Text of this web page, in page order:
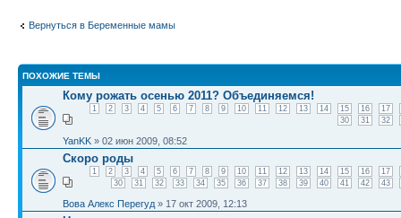
Вернуться в Беременные мамы
ПОХОЖИЕ ТЕМЫ
Кому рожать осенью 2011? Объединяемся!
1 2 3 4 5 6 7 8 9 10 11 12 13 14 15 16
17
30
31 32
YanKK » 02 июн 2009, 08:52
Скоро роды
1 2 3 4 5 6 7 8 9 10 11 12 13 14 15 16
17
30
31 32 33 34 35 36 37 38 39 40 41 42 43
Вова Алекс Перегуд » 17 окт 2009, 12:13